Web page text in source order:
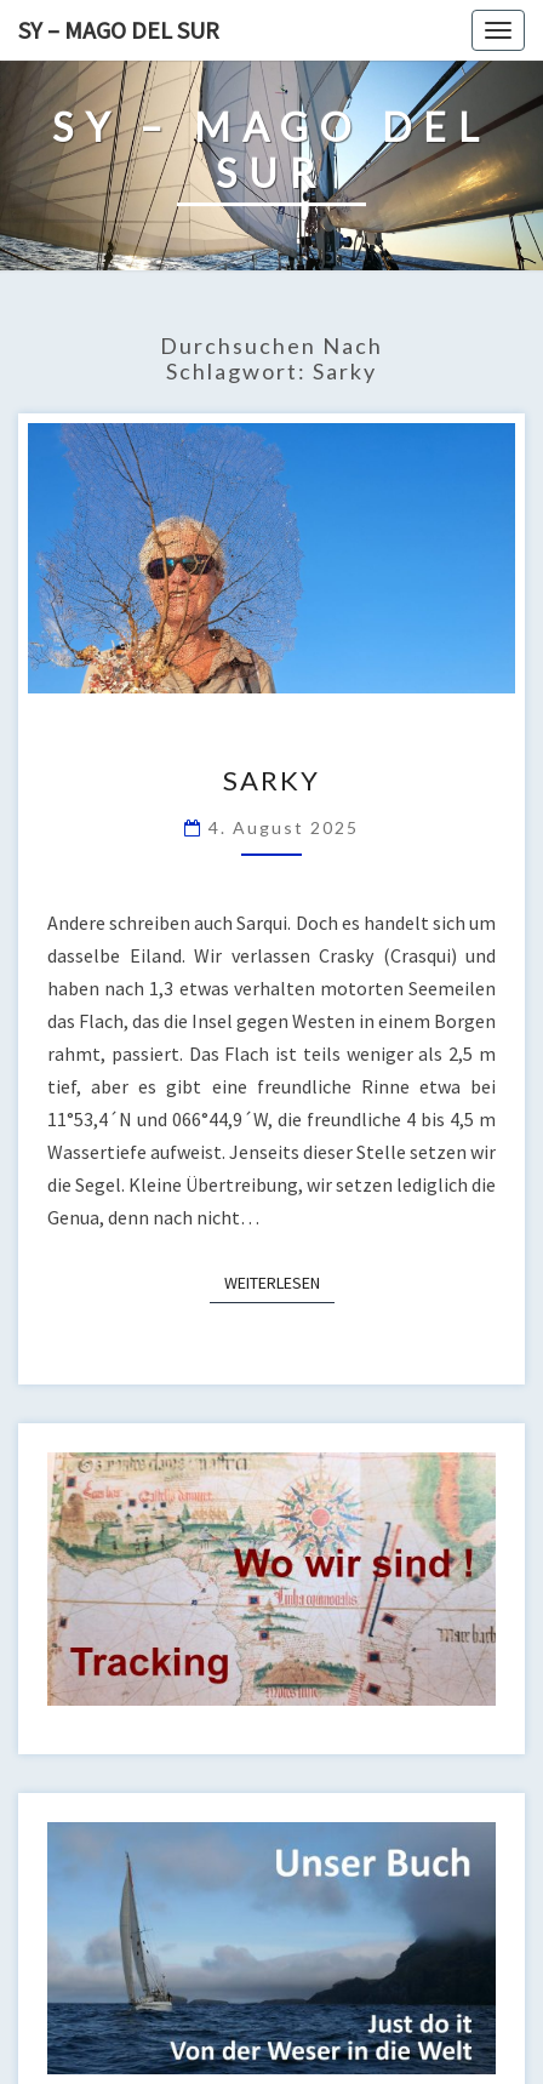
content
SY – MAGO DEL SUR
SY – MAGO DEL
SUR
Durchsuchen Nach
Schlagwort: Sarky
SARKY
4. August 2025
Andere schreiben auch Sarqui. Doch es handelt sich um
dasselbe Eiland. Wir verlassen Crasky (Crasqui) und
haben nach 1,3 etwas verhalten motorten Seemeilen
das Flach, das die Insel gegen Westen in einem Borgen
rahmt, passiert. Das Flach ist teils weniger als 2,5 m
tief, aber es gibt eine freundliche Rinne etwa bei
11°53,4´N und 066°44,9´W, die freundliche 4 bis 4,5 m
Wassertiefe aufweist. Jenseits dieser Stelle setzen wir
die Segel. Kleine Übertreibung, wir setzen lediglich die
Genua, denn nach nicht…
WEITERLESENWEITERLESEN